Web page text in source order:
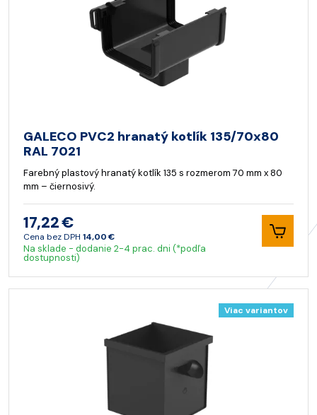
GALECO PVC2 hranatý kotlík 135/70x80
RAL 7021
Farebný plastový hranatý kotlík 135 s rozmerom 70 mm x 80
mm – čiernosivý.
17,22 €
Cena bez DPH 14,00 €
Na sklade - dodanie 2-4 prac. dni (*podľa
dostupnosti)
Viac variantov